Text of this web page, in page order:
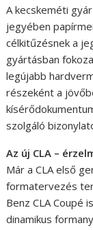
A kecskeméti
jegyében
célkitűzésnek a
gyártásban
legújabb
részeként a
szolgáló
Az új CLA –
Már a CLA első
formatervezés
Benz CLA Coupé
dinamikus